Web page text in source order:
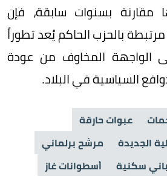
مقارنة بسنوات سابقة، فإن
بالحزب الحاكم يُعد تطوراً
الواجهة المخاوف من عودة
السياسية في البلاد.
عبوات حارقة
الجديدة
مرشح برلماني
سكنية
أسطوانات غاز